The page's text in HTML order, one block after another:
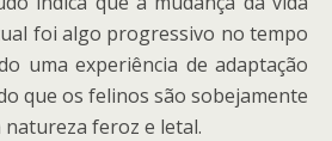
foi algo progressivo no tempo
uma experiência de adaptação
que os felinos são sobejamente
feroz e letal.